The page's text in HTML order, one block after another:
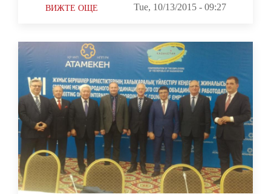
ВИЖТЕ ОЩЕ Tue, 10/13/2015 - 09:27